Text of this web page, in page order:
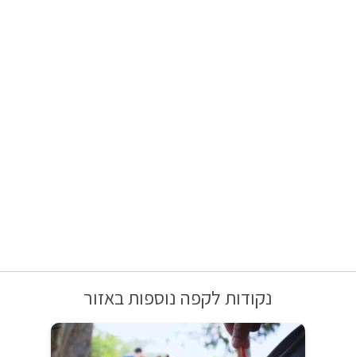
נקודות לקפה נוספות באזור